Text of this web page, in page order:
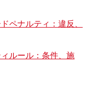
ペナルティ：違反、
ルール：条件、施